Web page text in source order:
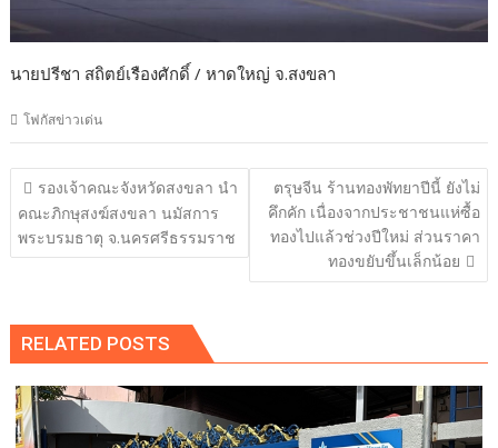
นายปรีชา สถิตย์เรืองศักดิ์ / หาดใหญ่ จ.สงขลา
โฟกัสข่าวเด่น
แนะแนว
เรื่อง
รองเจ้าคณะจังหวัดสงขลา นำ
คณะภิกษุสงฆ์สงขลา นมัสการ
พระบรมธาตุ จ.นครศรีธรรมราช
ตรุษจีน ร้านทองพัทยาปีนี้ ยังไม่
คึกคัก เนื่องจากประชาชนแห่ซื้อ
ทองไปแล้วช่วงปีใหม่ ส่วนราคา
ทองขยับขึ้นเล็กน้อย
RELATED POSTS